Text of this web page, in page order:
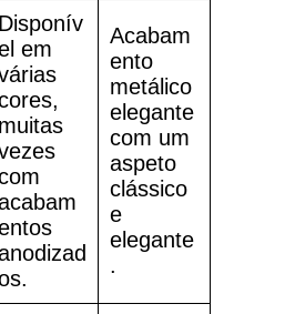
Disponív
em
muitas
Acabam
ento
metálico
elegante
com um
aspeto
clássico
e
elegante
.